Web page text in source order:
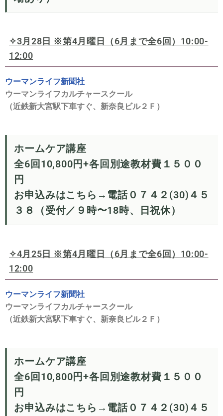
✧3月28日 ※第4月曜日（6月まで全6回）10:00-
12:00
ウーマンライフ新聞社
ウーマンライフカルチャースクール
（近鉄新大宮駅下車すぐ、新奈良ビル２Ｆ）
ホームケア講座
全6回10,800円+各回別途教材費１５００
円
お申込みはこちら→電話０７４２(30)４５
３８（受付／９時〜18時、日祝休）
✧4月25日 ※第4月曜日（6月まで全6回）10:00-
12:00
ウーマンライフ新聞社
ウーマンライフカルチャースクール
（近鉄新大宮駅下車すぐ、新奈良ビル２Ｆ）
ホームケア講座
全6回10,800円+各回別途教材費１５００
円
お申込みはこちら→電話０７４２(30)４５